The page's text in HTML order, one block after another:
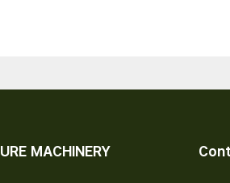
MACHINERY